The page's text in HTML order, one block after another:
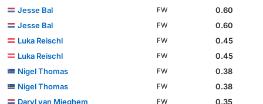
Jesse Bal FW
0.60
Jesse Bal
FW
0.60
Luka Reischl
FW
0.45
Luka Reischl
FW
0.45
Nigel Thomas
FW
0.38
Nigel Thomas
FW
0.38
Daryl van Mieghem
FW
0.35